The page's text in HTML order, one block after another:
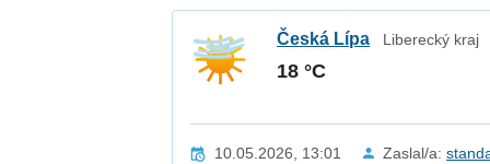
Česká Lípa Liberecký kraj
18 °C
10.05.2026, 13:01 Zaslal/a: